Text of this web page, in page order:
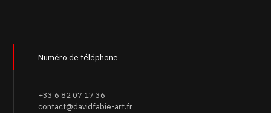
Numéro de téléphone
+33 6 82 07 17 36
contact@davidfabie-art.fr